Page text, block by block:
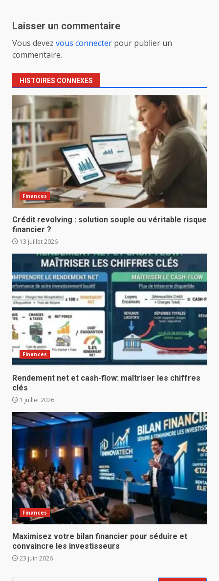
Laisser un commentaire
Vous devez vous connecter pour publier un
commentaire.
HISTOIRES CONNEXES
Finances
Crédit revolving : solution souple ou véritable risque
financier ?
13 juillet 2026
Finances
Rendement net et cash-flow: maîtriser les chiffres
clés
1 juillet 2026
Finances
Maximisez votre bilan financier pour séduire et
convaincre les investisseurs
23 juin 2026